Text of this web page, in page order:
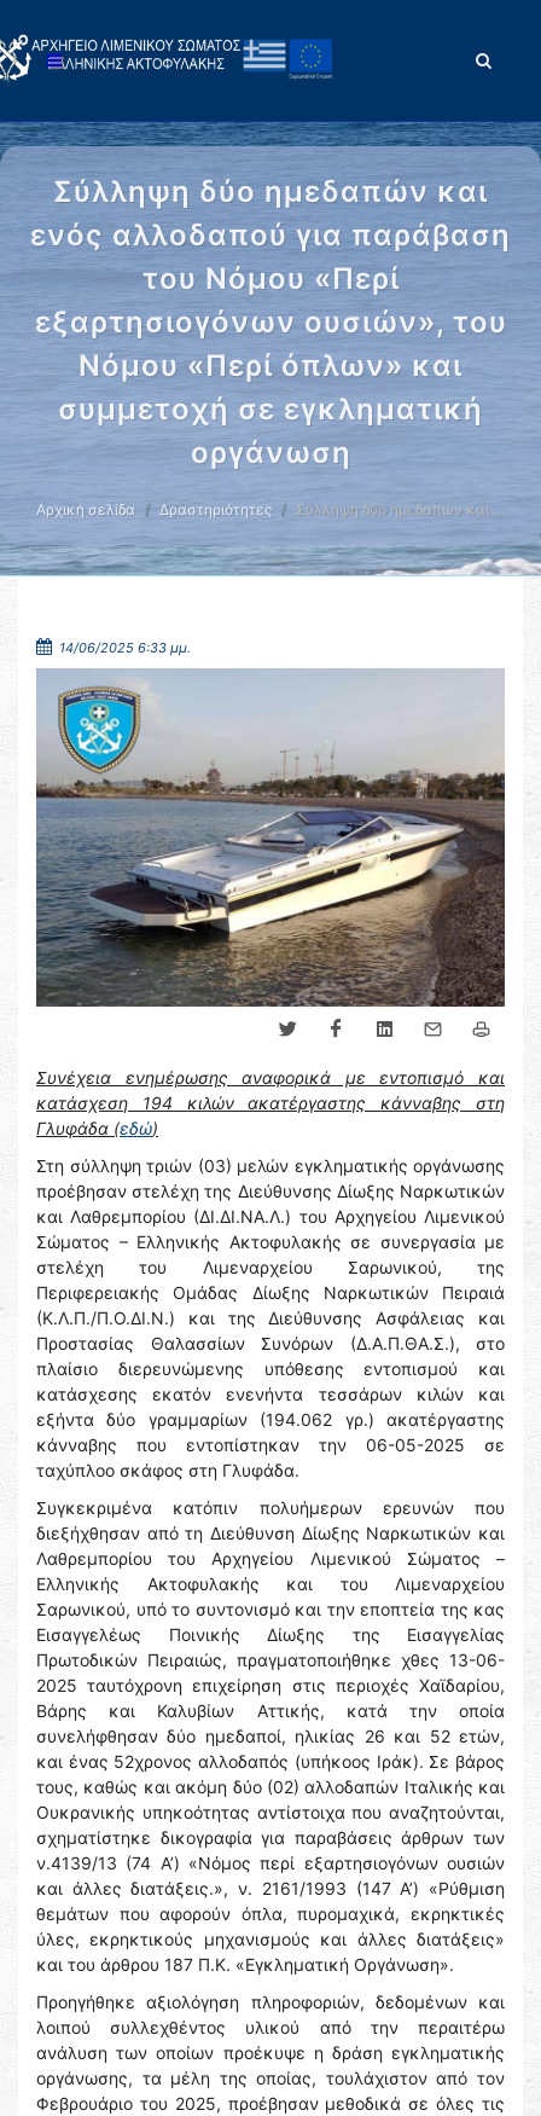
Σύλληψη δύο ημεδαπών και
ενός αλλοδαπού για παράβαση
του Νόμου «Περί
εξαρτησιογόνων ουσιών», του
Νόμου «Περί όπλων» και
συμμετοχή σε εγκληματική
οργάνωση
Αρχική σελίδα Δραστηριότητες Σύλληψη δύο ημεδαπών και …
14/06/2025 6:33 μμ.
Συνέχεια ενημέρωσης αναφορικά με εντοπισμό και
κατάσχεση 194 κιλών ακατέργαστης κάνναβης στη
Γλυφάδα (εδώ)
Στη σύλληψη τριών (03) μελών εγκληματικής οργάνωσης
προέβησαν στελέχη της Διεύθυνσης Δίωξης Ναρκωτικών
και Λαθρεμπορίου (ΔΙ.ΔΙ.ΝΑ.Λ.) του Αρχηγείου Λιμενικού
Σώματος – Ελληνικής Ακτοφυλακής σε συνεργασία με
στελέχη του Λιμεναρχείου Σαρωνικού, της
Περιφερειακής Ομάδας Δίωξης Ναρκωτικών Πειραιά
(Κ.Λ.Π./Π.Ο.ΔΙ.Ν.) και της Διεύθυνσης Ασφάλειας και
Προστασίας Θαλασσίων Συνόρων (Δ.Α.Π.ΘΑ.Σ.), στο
πλαίσιο διερευνώμενης υπόθεσης εντοπισμού και
κατάσχεσης εκατόν ενενήντα τεσσάρων κιλών και
εξήντα δύο γραμμαρίων (194.062 γρ.) ακατέργαστης
κάνναβης που εντοπίστηκαν την 06-05-2025 σε
ταχύπλοο σκάφος στη Γλυφάδα.
Συγκεκριμένα κατόπιν πολυήμερων ερευνών που
διεξήχθησαν από τη Διεύθυνση Δίωξης Ναρκωτικών και
Λαθρεμπορίου του Αρχηγείου Λιμενικού Σώματος –
Ελληνικής Ακτοφυλακής και του Λιμεναρχείου
Σαρωνικού, υπό το συντονισμό και την εποπτεία της κας
Εισαγγελέως Ποινικής Δίωξης της Εισαγγελίας
Πρωτοδικών Πειραιώς, πραγματοποιήθηκε χθες 13-06-
2025 ταυτόχρονη επιχείρηση στις περιοχές Χαϊδαρίου,
Βάρης και Καλυβίων Αττικής, κατά την οποία
συνελήφθησαν δύο ημεδαποί, ηλικίας 26 και 52 ετών,
και ένας 52χρονος αλλοδαπός (υπήκοος Ιράκ). Σε βάρος
τους, καθώς και ακόμη δύο (02) αλλοδαπών Ιταλικής και
Ουκρανικής υπηκοότητας αντίστοιχα που αναζητούνται,
σχηματίστηκε δικογραφία για παραβάσεις άρθρων των
ν.4139/13 (74 Α’) «Νόμος περί εξαρτησιογόνων ουσιών
και άλλες διατάξεις.», ν. 2161/1993 (147 Α’) «Ρύθμιση
θεμάτων που αφορούν όπλα, πυρομαχικά, εκρηκτικές
ύλες, εκρηκτικούς μηχανισμούς και άλλες διατάξεις»
και του άρθρου 187 Π.Κ. «Εγκληματική Οργάνωση».
Προηγήθηκε αξιολόγηση πληροφοριών, δεδομένων και
λοιπού συλλεχθέντος υλικού από την περαιτέρω
ανάλυση των οποίων προέκυψε η δράση εγκληματικής
οργάνωσης, τα μέλη της οποίας, τουλάχιστον από τον
Φεβρουάριο του 2025, προέβησαν μεθοδικά σε όλες τις